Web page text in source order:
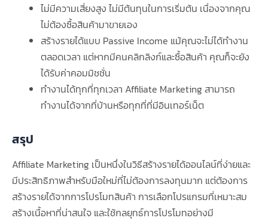
ไม่มีความเสี่ยงสูง ไม่มีต้นทุนในการเริ่มต้น เนื่องจากคุณ
ไม่ต้องซื้อสินค้ามาขายเอง
สร้างรายได้แบบ Passive Income แม้คุณจะไม่ได้ทำงาน
ตลอดเวลา แต่หากมีคนคลิกลิงก์และซื้อสินค้า คุณก็จะยัง
ได้รับค่าคอมมิชชั่น
ทำงานได้ทุกที่ทุกเวลา Affiliate Marketing สามารถ
ทำงานได้จากที่บ้านหรือทุกที่ที่มีอินเทอร์เน็ต
สรุป
Affiliate Marketing เป็นหนึ่งในวิธีสร้างรายได้ออนไลน์ที่ง่ายและ
มีประสิทธิภาพสำหรับมือใหม่ที่ไม่ต้องการลงทุนมาก แต่ต้องการ
สร้างรายได้จากการโปรโมทสินค้า การเลือกโปรแกรมที่เหมาะสม
สร้างเนื้อหาที่น่าสนใจ และใช้กลยุทธ์การโปรโมทอย่างมี